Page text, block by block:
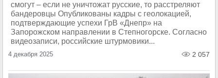
смогут – если не уничтожат русские, то расстреляют
бандеровцы Опубликованы кадры с геолокацией,
подтверждающие успехи ГрВ «Днепр» на
Запорожском направлении в Степногорске. Согласно
видеозаписи, российские штурмовики...
4 декабря 2025 2 057